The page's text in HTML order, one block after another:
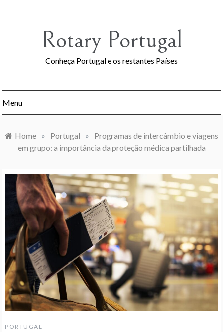
Rotary Portugal
Conheça Portugal e os restantes Países
Menu
Home » Portugal »
Programas de intercâmbio e viagens
em grupo: a importância da proteção médica partilhada
PORTUGAL